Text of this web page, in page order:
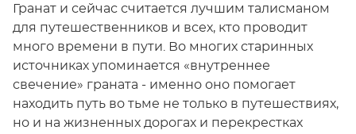
Гранат и сейчас считается лучшим талисманом
для путешественников и всех, кто проводит
много времени в пути. Во многих старинных
источниках упоминается «внутреннее
свечение» граната - именно оно помогает
находить путь во тьме не только в путешествиях,
но и на жизненных дорогах и перекрестках